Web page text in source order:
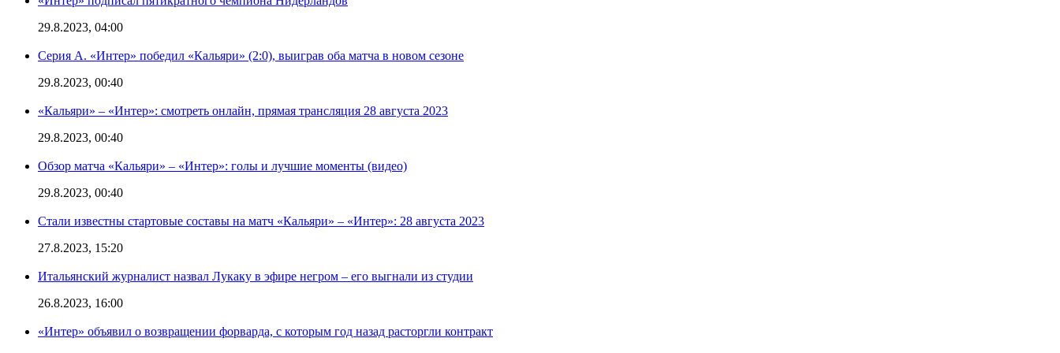
29.8.2023, 04:00
Серия А. «Интер» победил «Кальяри» (2:0), выиграв оба матча в новом сезоне
29.8.2023, 00:40
«Кальяри» – «Интер»: смотреть онлайн, прямая трансляция 28 августа 2023
29.8.2023, 00:40
Обзор матча «Кальяри» – «Интер»: голы и лучшие моменты (видео)
29.8.2023, 00:40
Стали известны стартовые составы на матч «Кальяри» – «Интер»: 28 августа 2023
27.8.2023, 15:20
Итальянский журналист назвал Лукаку в эфире негром – его выгнали из студии
26.8.2023, 16:00
«Интер» объявил о возвращении форварда, с которым год назад расторгли контракт